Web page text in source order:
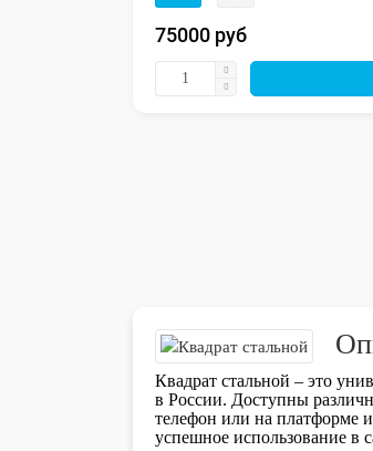
75000 руб
Квадрат стальной – это
в России. Доступны
телефон или на платформе
успешное использование в